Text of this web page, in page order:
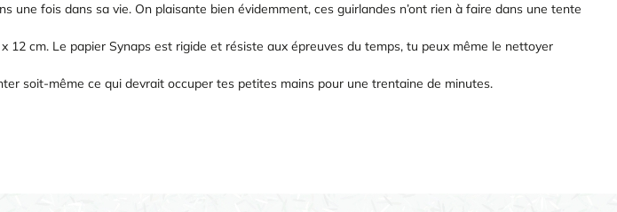
une fois dans sa vie. On plaisante bien évidemment, ces guirlandes n’ont rien à faire dans une tente
cm. Le papier Synaps est rigide et résiste aux épreuves du temps, tu peux même le nettoyer
soit-même ce qui devrait occuper tes petites mains pour une trentaine de minutes.